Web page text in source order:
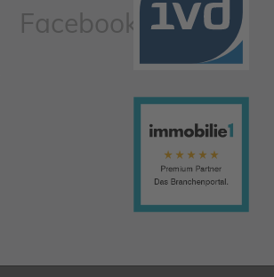
Facebook